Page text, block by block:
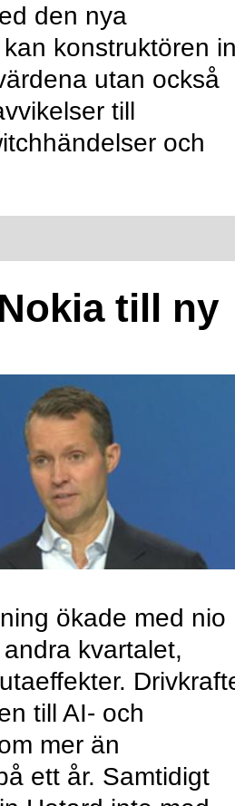
den nya
konstruktören
utan också
till
och
till ny
ökade med nio
kvartalet,
till AI- och
mer än
ett år. Samtidigt